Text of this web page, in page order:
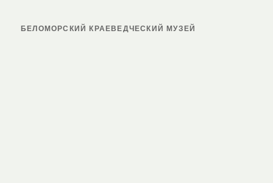
БЕЛОМОРСКИЙ КРАЕВЕДЧЕСКИЙ МУЗЕЙ